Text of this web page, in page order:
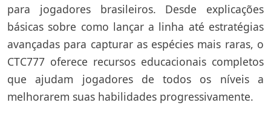
para jogadores brasileiros. Desde explicações
básicas sobre como lançar a linha até estratégias
avançadas para capturar as espécies mais raras, o
CTC777 oferece recursos educacionais completos
que ajudam jogadores de todos os níveis a
melhorarem suas habilidades progressivamente.